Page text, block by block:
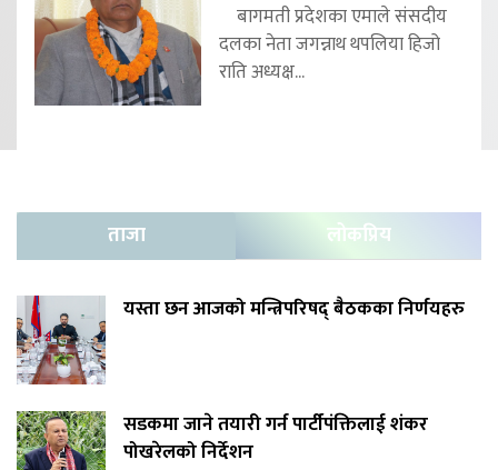
बागमती प्रदेशका एमाले संसदीय
दलका नेता जगन्नाथ थपलिया हिजो
राति अध्यक्ष...
ताजा लोकप्रिय
यस्ता छन आजको मन्त्रिपरिषद् बैठकका निर्णयहरु
सडकमा जाने तयारी गर्न पार्टीपंक्तिलाई शंकर
पोखरेलको निर्देशन